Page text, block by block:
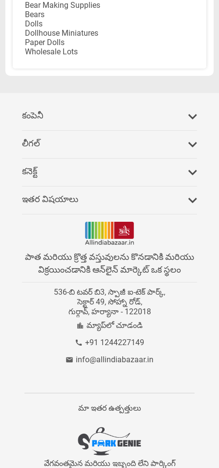
Bear Making Supplies
Bears
Dolls
Dollhouse Miniatures
Paper Dolls
Wholesale Lots
కంపెనీ
మమ్మల్ని సంప్రదించండి
వర్గం డైరెక్టరీ
లీగల్
గోప్యతా విధానం
కనెక్ట్
ఫేస్‌బుక్
Instagram
మమ్మల్ని సంప్రదించండి
ఇతర విషయాలు
కెరీర్‌లు
పాత మరియు క్రొత్త వస్తువులను కొనడానికి మరియు
విక్రయించడానికి ఆన్‌లైన్ మార్కెట్ ఒక స్థలం
536-బి టవర్ బి3, స్పాజీ ఐ-టెక్ పార్క్,
సెక్టార్ 49, సోహ్నా రోడ్,
గుర్గావ్, హర్యానా - 122018
మ్యాప్‌లో చూడండి
+91 1244227149
info@allindiabazaar.in
మా ఇతర ఉత్పత్తులు
వేగవంతమైన మరియు ఇబ్బంది లేని పార్కింగ్